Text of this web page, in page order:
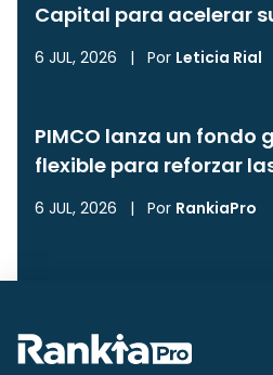
Capital para acelerar
6 JUL, 2026 | Por Leticia Rial
PIMCO lanza un fondo
flexible para reforzar
6 JUL, 2026 | Por RankiaPro